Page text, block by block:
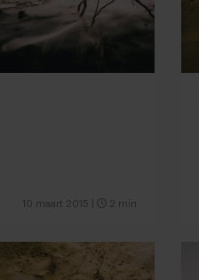
10 maart 2015 2 min